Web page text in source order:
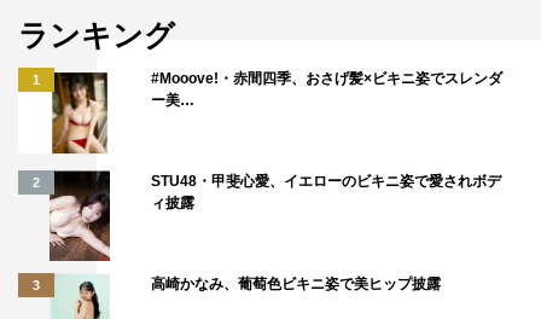
ランキング
1
#Mooove!・赤間四季、おさげ髪×ビキニ姿でスレンダ
ー美…
2
STU48・甲斐心愛、イエローのビキニ姿で愛されボデ
ィ披露
3 高崎かなみ、葡萄色ビキニ姿で美ヒップ披露